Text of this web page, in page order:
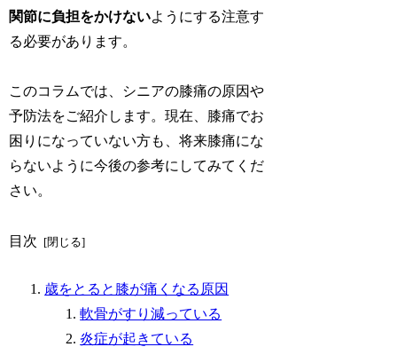
関節に負担をかけないようにする注意す
る必要があります。
このコラムでは、シニアの膝痛の原因や
予防法をご紹介します。現在、膝痛でお
困りになっていない方も、将来膝痛にな
らないように今後の参考にしてみてくだ
さい。
目次
歳をとると膝が痛くなる原因
軟骨がすり減っている
炎症が起きている